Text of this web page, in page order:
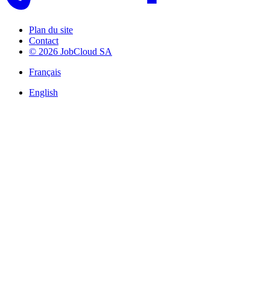
Plan du site
Contact
© 2026 JobCloud SA
Français
English